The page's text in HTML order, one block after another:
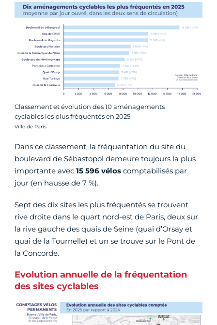
Classement et évolution des 10 aménagements
cyclables les plus fréquentés en 2025
Crédit photo :
Ville de Paris
Dans ce classement, la fréquentation du site du
boulevard de Sébastopol demeure toujours la plus
importante avec 15 596 vélos comptabilisés par
jour (en hausse de 7 %).
Sept des dix sites les plus fréquentés se trouvent
rive droite dans le quart nord-est de Paris, deux sur
la rive gauche des quais de Seine (quai d’Orsay et
quai de la Tournelle) et un se trouve sur le Pont de
la Concorde.
Evolution annuelle de la fréquentation
des sites cyclables